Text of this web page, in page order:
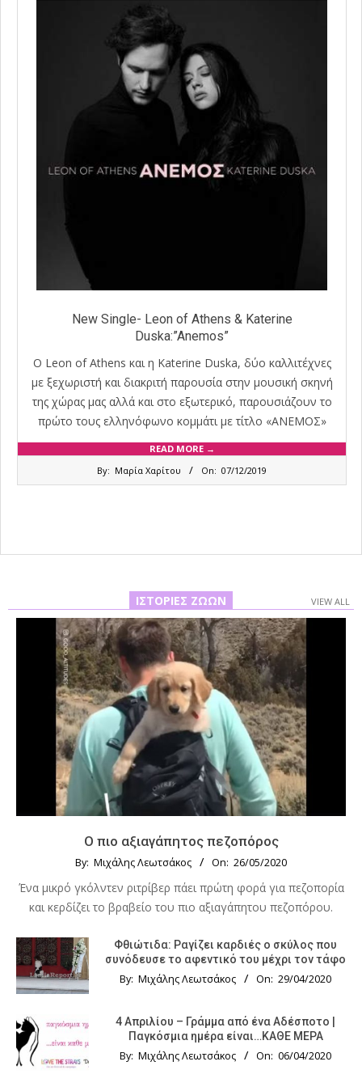
New Single- Leon of Athens & Katerine
Duska:”Anemos”
O Leon of Athens και η Katerine Duska, δύο καλλιτέχνες
με ξεχωριστή και διακριτή παρουσία στην μουσική σκηνή
της χώρας μας αλλά και στο εξωτερικό, παρουσιάζουν το
πρώτο τους ελληνόφωνο κομμάτι με τίτλο «ΑΝΕΜΟΣ»
READ MORE →
By: Μαρία Χαρίτου On: 07/12/2019
ΙΣΤΟΡΊΕΣ ΖΏΩΝ VIEW ALL
Ο πιο αξιαγάπητος πεζοπόρος
By: Μιχάλης Λεωτσάκος On: 26/05/2020
Ένα μικρό γκόλντεν ριτρίβερ πάει πρώτη φορά για πεζοπορία
και κερδίζει το βραβείο του πιο αξιαγάπητου πεζοπόρου.
Φθιώτιδα: Ραγίζει καρδιές ο σκύλος που
συνόδευσε το αφεντικό του μέχρι τον τάφο
By: Μιχάλης Λεωτσάκος On: 29/04/2020
4 Απριλίου – Γράμμα από ένα Αδέσποτο |
Παγκόσμια ημέρα είναι…ΚΑΘΕ ΜΕΡΑ
By: Μιχάλης Λεωτσάκος On: 06/04/2020